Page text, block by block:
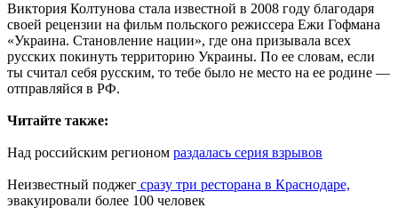
Виктория Колтунова стала известной в 2008 году благодаря
своей рецензии на фильм польского режиссера Ежи Гофмана
«Украина. Становление нации», где она призывала всех
русских покинуть территорию Украины. По ее словам, если
ты считал себя русским, то тебе было не место на ее родине —
отправляйся в РФ.
Читайте также:
Над российским регионом раздалась серия взрывов
Неизвестный поджег сразу три ресторана в Краснодаре,
эвакуировали более 100 ​человек